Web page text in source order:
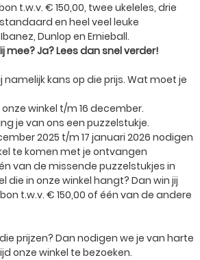
t.w.v. € 150,00, twee ukeleles, drie
en heel veel leuke
Dunlop en Ernieball.
mee? Ja? Lees dan snel verder!
kans op die prijs. Wat moet je
onze winkel t/m 16 december.
je van ons een puzzelstukje.
2025 t/m 17 januari 2026 nodigen
te komen met je ontvangen
van de missende puzzelstukjes in
die in onze winkel hangt? Dan win jij
t.w.v. € 150,00 of één van de andere
prijzen? Dan nodigen we je van harte
onze winkel te bezoeken.